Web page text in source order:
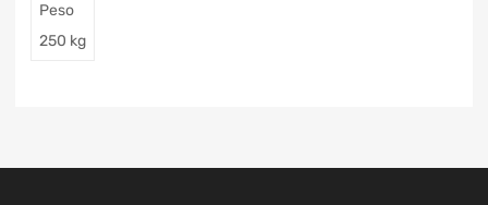
Peso
250 kg